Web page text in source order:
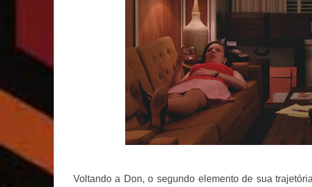
Voltando a Don, o segundo elemento de sua